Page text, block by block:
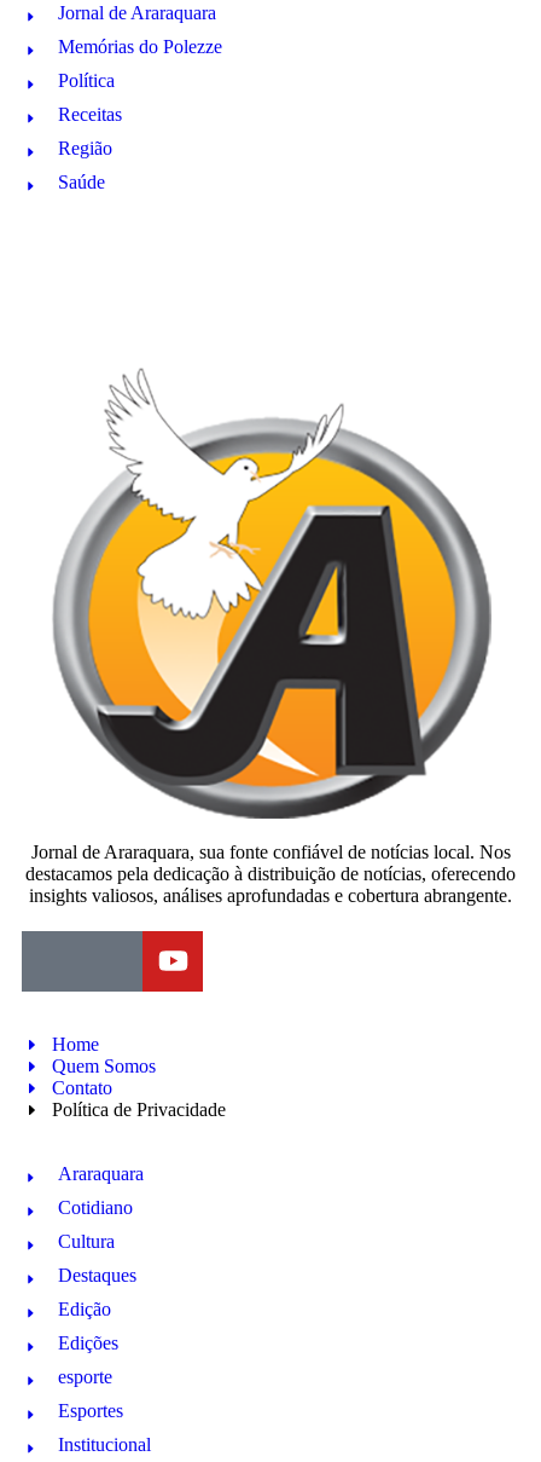
Jornal de Araraquara
Memórias do Polezze
Política
Receitas
Região
Saúde
Jornal de Araraquara, sua fonte confiável de notícias local. Nos
destacamos pela dedicação à distribuição de notícias, oferecendo
insights valiosos, análises aprofundadas e cobertura abrangente.
Home
Quem Somos
Contato
Política de Privacidade
Araraquara
Cotidiano
Cultura
Destaques
Edição
Edições
esporte
Esportes
Institucional